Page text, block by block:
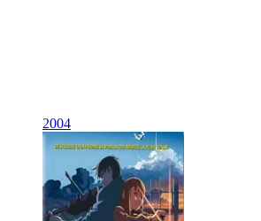
2004